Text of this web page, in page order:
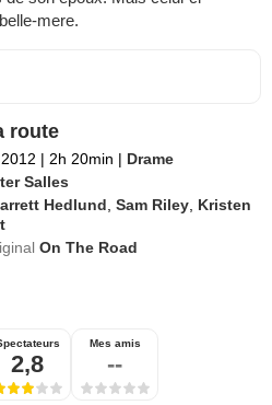
mere.
route
| 2h 20min | Drame
Salles
Hedlund ,Sam Riley Kristen
On The Road
2,8
Mes amis
--